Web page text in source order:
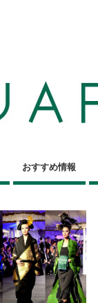
おすすめ情報